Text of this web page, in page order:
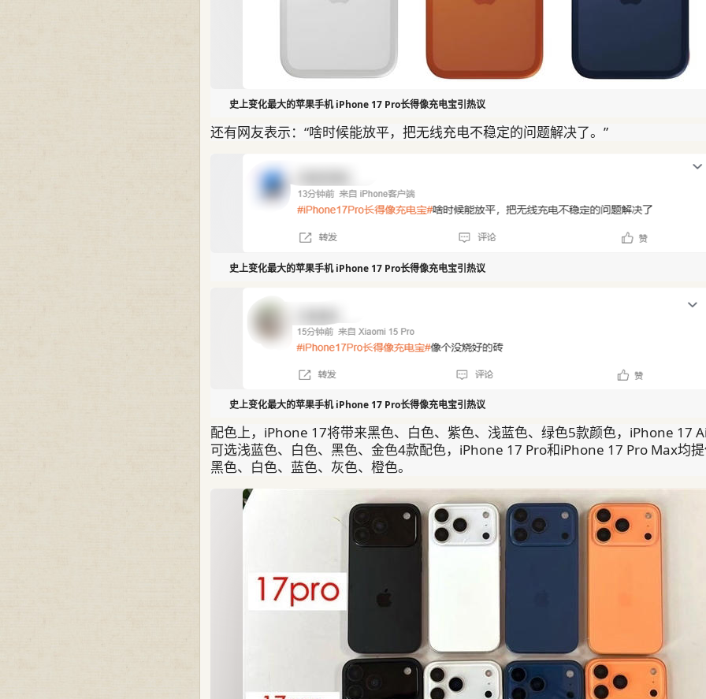
史上变化最大的苹果手机 iPhone 17 Pro长得像充电宝引热议
还有网友表示：“啥时候能放平，把无线充电不稳定的问题解决了。”
史上变化最大的苹果手机 iPhone 17 Pro长得像充电宝引热议
史上变化最大的苹果手机 iPhone 17 Pro长得像充电宝引热议
配色上，iPhone 17将带来黑色、白色、紫色、浅蓝色、绿色5款颜色，iPhone 17
可选浅蓝色、白色、黑色、金色4款配色，iPhone 17 Pro和iPhone 17 Pro Max均
黑色、白色、蓝色、灰色、橙色。